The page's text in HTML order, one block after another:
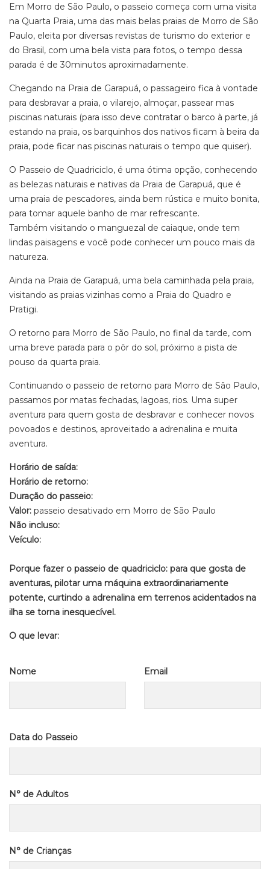
Em Morro de São Paulo, o passeio começa com uma visita
na Quarta Praia, uma das mais belas praias de Morro de São
Paulo, eleita por diversas revistas de turismo do exterior e
do Brasil, com uma bela vista para fotos, o tempo dessa
parada é de 30minutos aproximadamente.
Chegando na Praia de Garapuá, o passageiro fica à vontade
para desbravar a praia, o vilarejo, almoçar, passear mas
piscinas naturais (para isso deve contratar o barco à parte, já
estando na praia, os barquinhos dos nativos ficam à beira da
praia, pode ficar nas piscinas naturais o tempo que quiser).
O Passeio de Quadriciclo, é uma ótima opção, conhecendo
as belezas naturais e nativas da Praia de Garapuá, que é
uma praia de pescadores, ainda bem rústica e muito bonita,
para tomar aquele banho de mar refrescante.
Também visitando o manguezal de caiaque, onde tem
lindas paisagens e você pode conhecer um pouco mais da
natureza.
Ainda na Praia de Garapuá, uma bela caminhada pela praia,
visitando as praias vizinhas como a Praia do Quadro e
Pratigi.
O retorno para Morro de São Paulo, no final da tarde, com
uma breve parada para o pôr do sol, próximo a pista de
pouso da quarta praia.
Continuando o passeio de retorno para Morro de São Paulo,
passamos por matas fechadas, lagoas, rios. Uma super
aventura para quem gosta de desbravar e conhecer novos
povoados e destinos, aproveitado a adrenalina e muita
aventura.
Horário de saída:
Horário de retorno:
Duração do passeio:
Valor: passeio desativado em Morro de São Paulo
Não incluso:
Veículo:
Porque fazer o passeio de quadriciclo: para que gosta de
aventuras, pilotar uma máquina extraordinariamente
potente, curtindo a adrenalina em terrenos acidentados na
ilha se torna inesquecível.
O que levar:
Nome Email
Data do Passeio
N° de Adultos
N° de Crianças